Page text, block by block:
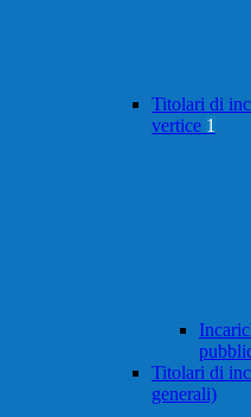
Titolari di
vertice 1
Titolari di
generali)